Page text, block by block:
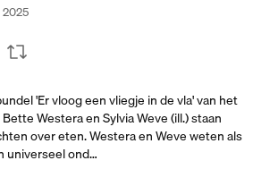
2025
'Er vloog een vliegje in de vla' van het
Westera en Sylvia Weve (ill.) staan
over eten. Westera en Weve weten als
universeel ond…